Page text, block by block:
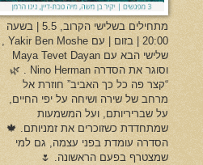
מתחילים בשלישי הקרוב, 5.5 | בשעה
20:00 | בזום | עם Yakir Ben Moshe ,
שלישי הבא עם Maya Tevet Dayan
וסוגר את הסדרה Nino Herman . 🌿
“קצר פה כל כך האביב” חוזרת אל
מרחב של שירה ושיחה על יפי החיים,
על שבריריותם, ועל המשמעות
שמתחדדת כשזוכרים את זמניותם. 🍁
הסדרה עומדת בפני עצמה, גם למי
שמצטרף בפעם הראשונה. 🌷